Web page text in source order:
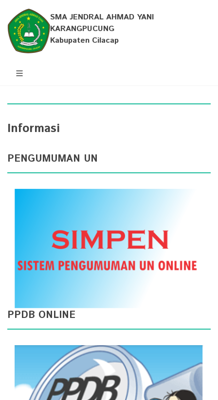
SMA JENDRAL AHMAD YANI
KARANGPUCUNG
Kabupaten Cilacap
PENGUMUMAN UN
PPDB ONLINE
Informasi